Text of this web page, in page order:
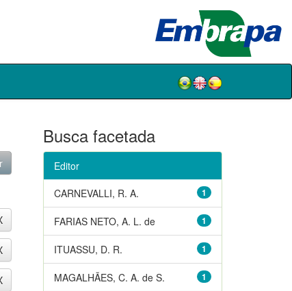
Busca facetada
Editor
1
CARNEVALLI, R. A.
1
FARIAS NETO, A. L. de
1
ITUASSU, D. R.
1
MAGALHÃES, C. A. de S.